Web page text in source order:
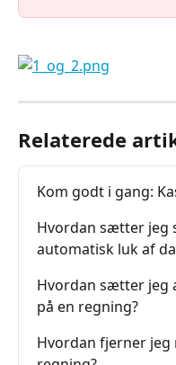
Relaterede
Kom godt i gang:
Hvordan sætter jeg
automatisk luk af
Hvordan sætter jeg
på en regning?
Hvordan fjerner